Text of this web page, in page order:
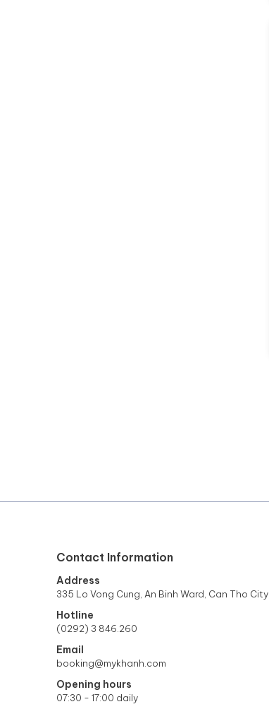
Contact Information
Address
335 Lo Vong Cung, An Binh Ward, Can Tho City
Hotline
(0292) 3 846.260
Email
booking@mykhanh.com
Opening hours
07:30 - 17:00 daily